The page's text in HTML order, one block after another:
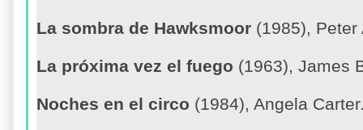
La sombra de Hawksmoor (1985), Peter
La próxima vez el fuego (1963), James
Noches en el circo (1984), Angela